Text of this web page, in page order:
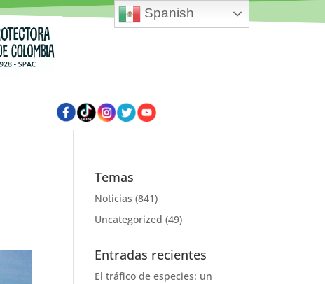
Temas
Noticias (841)
Uncategorized (49)
Entradas recientes
El tráfico de especies: un
Spanish